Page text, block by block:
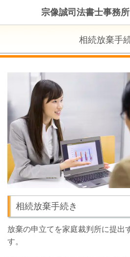
宗像誠司法書士事務所
相続放棄手
相続放棄手続き
放棄の申立てを家庭裁判所に提出
す。